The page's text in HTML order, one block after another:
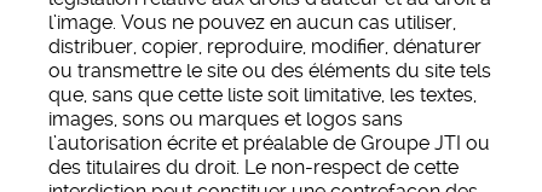
l’image. Vous ne pouvez en aucun cas utiliser,
distribuer, copier, reproduire, modifier, dénaturer
ou transmettre le site ou des éléments du site tels
que, sans que cette liste soit limitative, les textes,
images, sons ou marques et logos sans
l’autorisation écrite et préalable de Groupe JTI ou
des titulaires du droit. Le non-respect de cette